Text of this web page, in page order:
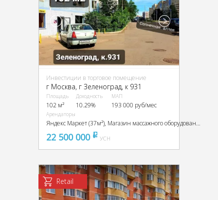
Инвестиции в торговое помещение
г Москва, г Зеленоград, к 931
Площадь
102 м²
Доходность
10.29%
МАП
193 000 руб/мес
Арендаторы
Яндекс Маркет (37м²), Магазин массажного оборудования (65м²)
22 500 000 pуб
УСН
Retail